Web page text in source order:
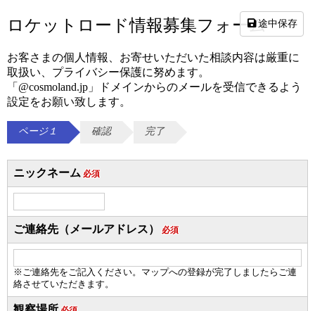
ロケットロード情報募集フォーム
お客さまの個人情報、お寄せいただいた相談内容は厳重に
取扱い、プライバシー保護に努めます。
「@cosmoland.jp」ドメインからのメールを受信できるよう
設定をお願い致します。
ページ１ 確認 完了
ニックネーム 必須
ご連絡先（メールアドレス） 必須
※ご連絡先をご記入ください。マップへの登録が完了しましたらご連
絡させていただきます。
途中保存